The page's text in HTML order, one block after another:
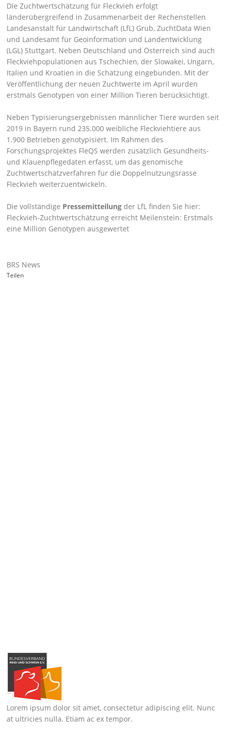
Die Zuchtwertschätzung für Fleckvieh erfolgt
länderübergreifend in Zusammenarbeit der Rechenstellen
Landesanstalt für Landwirtschaft (LfL) Grub, ZuchtData Wien
und Landesamt für Geoinformation und Landentwicklung
(LGL) Stuttgart. Neben Deutschland und Österreich sind auch
Fleckviehpopulationen aus Tschechien, der Slowakei, Ungarn,
Italien und Kroatien in die Schätzung eingebunden. Mit der
Veröffentlichung der neuen Zuchtwerte im April wurden
erstmals Genotypen von einer Million Tieren berücksichtigt.
Neben Typisierungsergebnissen männlicher Tiere wurden seit
2019 in Bayern rund 235.000 weibliche Fleckviehtiere aus
1.900 Betrieben genotypisiert. Im Rahmen des
Forschungsprojektes FleQS werden zusätzlich Gesundheits-
und Klauenpflegedaten erfasst, um das genomische
Zuchtwertschätzverfahren für die Doppelnutzungsrasse
Fleckvieh weiterzuentwickeln.
Die vollständige Pressemitteilung der LfL finden Sie hier:
Fleckvieh-Zuchtwertschätzung erreicht Meilenstein: Erstmals
eine Million Genotypen ausgewertet
BRS News
Teilen
Lorem ipsum dolor sit amet, consectetur adipiscing elit. Nunc
at ultricies nulla. Etiam ac ex tempor.